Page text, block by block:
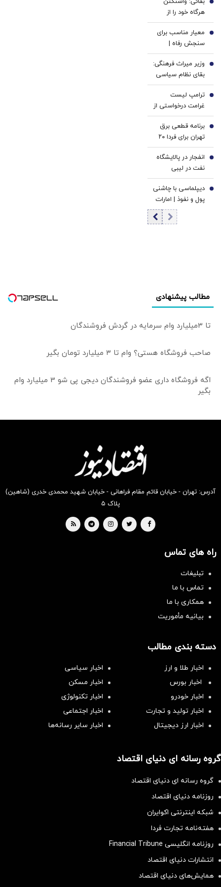
سفید
کننده
خانگی
کن
هرگاه خود را از
پیشبرد دیپلماسی
عاجز می‌بیند، به
تحریم پناه می‌برد
1
معیار مناسب برای
سنجش رفاه |
مسائل اقتصاد
سیاسی حول آثار
توزیعی می‌چرخند |
معیار پارتو ما را به
سمت رویکرد کوز
سوق می‌دهد
2
وزیر میراث فرهنگی:
بقای نظام سیاسی
به بقای جامعه و
بقای ایران بزرگ گره
خورده است +عکس
3
ترامپ لیست
غرامت درخواستی از
ایران را افزایش داد
4
برنامه قطعی برق
تهران برای فردا ۲۰
مردادماه
5
انفجار در پالایشگاه
نفت در لیبی
+جزئیات
6
دیپلماسی با چاشنی
پول و نفوذ | امارات
چطور لقب اسپارت
کوچک را گرفت؟ |
7
مطالب پیشنهادی
تا 3میلیارد وام سرمایه در گردش فروشندگان
صاحب فروشگاه هستی؟ وام تا ۳ میلیارد تومان بگیر
اگه فروشگاه داری عضو فروشندگان دیجی پی شو 3 میلیارد وام
بگیر
آدرس: تهران - خیابان قائم مقام فراهانی - خیابان شهید محمدی خدری (شاهین)
پلاک ۵
راه های تماس
تبلیغات
تماس با ما
همکاری با ما
بیانیه مأموریت
دسته بندی مطالب
اخبار طلا و ارز
اخبار سیاسی
اخبار بورس
اخبار مسکن
اخبار خودرو
اخبار تکنولوژی
اخبار تولید و تجارت
اخبار اجتماعی
اخبار ارز دیجیتال
اخبار سایر رسانه‌‌ها
گروه رسانه ای دنیای اقتصاد
گروه رسانه ای دنیای اقتصاد
روزنامه دنیای اقتصاد
شبکه اینترنتی اکوایران
هفته‌نامه تجارت فردا
روزنامه انگلیسی Financial Tribune
انتشارات دنیای اقتصاد
همایش‌های دنیای اقتصاد